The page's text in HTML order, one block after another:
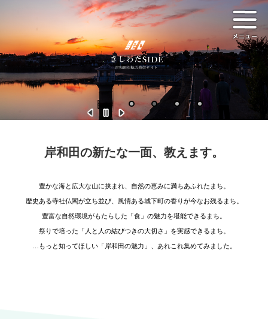
の
先
頭
で
本文へ
ニ
ー
岸和田の新たな一面、教えます。
豊かな海と広大な山に挟まれ、自然の恵みに満ちあふれたまち。
歴史ある寺社仏閣が立ち並び、風情ある城下町の香りが今なお残るまち。
豊富な自然環境がもたらした「食」の魅力を堪能できるまち。
祭りで培った「人と人の結びつきの大切さ」を実感できるまち。
…もっと知ってほしい「岸和田の魅力」、あれこれ集めてみました。